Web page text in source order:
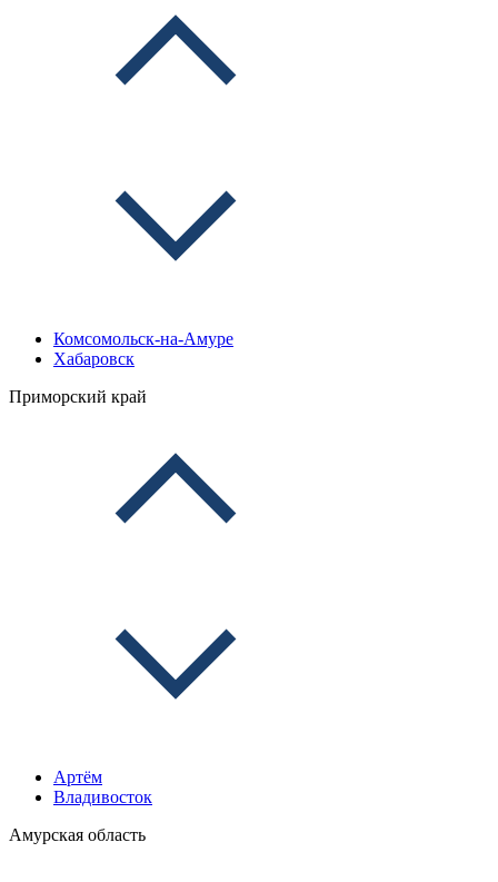
Комсомольск-на-Амуре
Хабаровск
Приморский край
Артём
Владивосток
Амурская область